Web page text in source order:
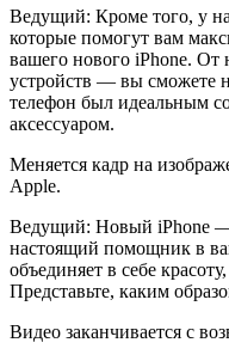
Ведущий: Кроме того, у
которые помогут вам
вашего нового iPhone. От
устройств — вы сможете
телефон был идеальным
аксессуаром.
Меняется кадр на
Apple.
Ведущий: Новый iPhone —
настоящий помощник в
объединяет в себе
Представьте, каким
Видео заканчивается с